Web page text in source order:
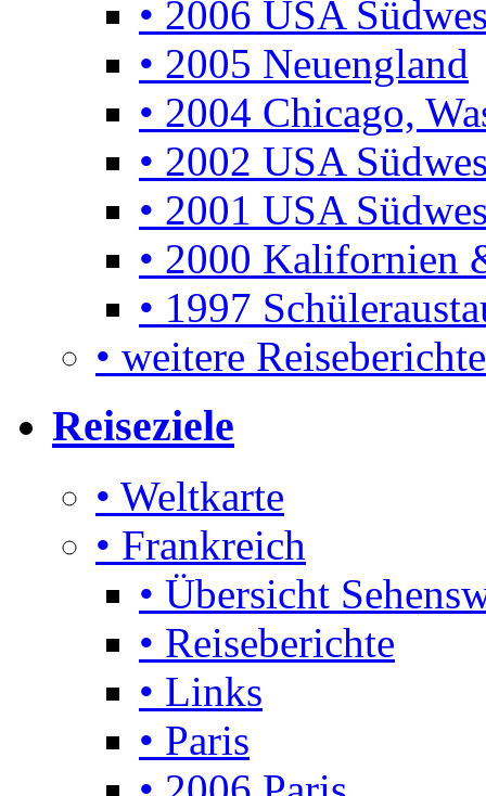
• 2006 USA
• 2005 Neuengland
• 2004 Chicago,
• 2002 USA
• 2001 USA
• 2000 Kalifornien
• 1997
• weitere
Reiseziele
• Weltkarte
• Frankreich
• Übersicht
• Reiseberichte
• Links
• Paris